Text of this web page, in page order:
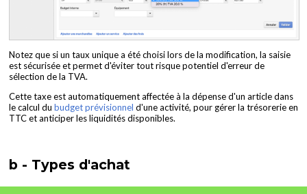
Notez que si un taux unique a été choisi lors de la modification, la saisie
est sécurisée et permet d'éviter tout risque potentiel d'erreur de
sélection de la TVA.
Cette taxe est automatiquement affectée à la dépense d'un article dans
le calcul du budget prévisionnel d'une activité, pour gérer la trésorerie en
TTC et anticiper les liquidités disponibles.
b - Types d'achat